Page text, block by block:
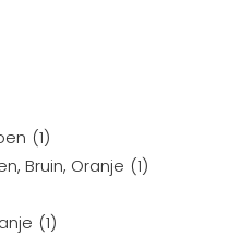
(1)
Bruin, Oranje (1)
(1)